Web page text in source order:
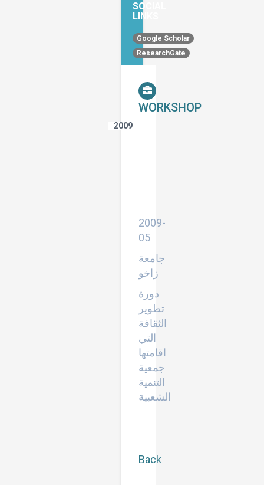
SOCIAL
LINKS
Google Scholar
ResearchGate
WORKSHOP
2009
2009-
05
جامعة
زاخو
دورة
تطوير
الثقافة
التي
اقامتها
جمعية
التنمية
الشعبية
Back